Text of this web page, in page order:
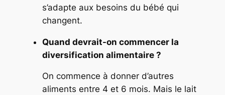
s’adapte aux besoins du bébé qui
changent.
Quand devrait-on commencer la
diversification alimentaire ?
On commence à donner d’autres
aliments entre 4 et 6 mois. Mais le lait